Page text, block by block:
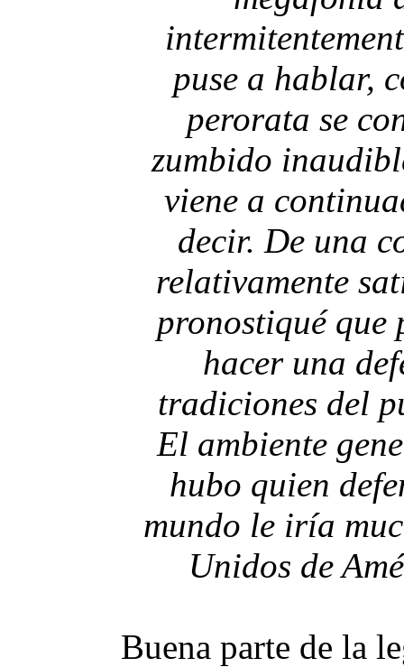
puse a hablar,
perorata se
zumbido
viene a
decir. De una
relativamente
pronostiqué
hacer una
tradiciones del
El ambiente
hubo quien
mundo le iría
Unidos de
Buena parte de la